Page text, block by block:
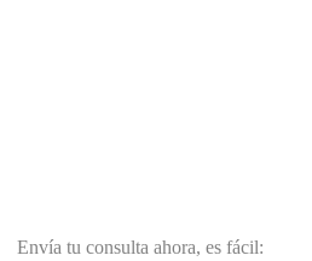
Envía tu consulta ahora, es fácil: